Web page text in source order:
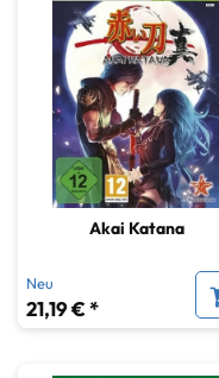
Akai Katana
Neu
21,19 € *